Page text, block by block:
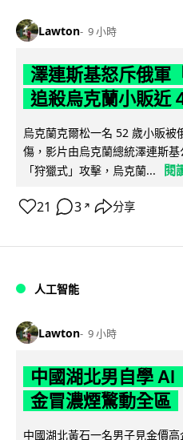
Lawton 9 小時
澤連斯基怒斥俄軍
追殺烏克蘭小販近
烏克蘭克爾松一名 52 歲小販
傷，影片由烏克蘭總統澤連斯
「狩獵式」攻擊，烏克蘭...
閱
21 3 ↗ 分享
人工智能
Lawton 9 小時
中國湖北男自學 AI
金冒濃煙驚動全區
中國湖北黃石一名男子見金價